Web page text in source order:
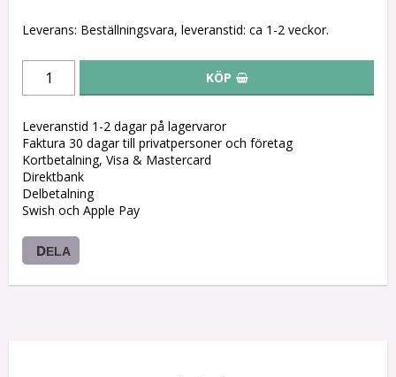
Leverans: Beställningsvara, leveranstid: ca 1-2 veckor.
KÖP
Leveranstid 1-2 dagar på lagervaror
Faktura 30 dagar till privatpersoner och företag
Kortbetalning, Visa & Mastercard
Direktbank
Delbetalning
Swish och Apple Pay
DELA